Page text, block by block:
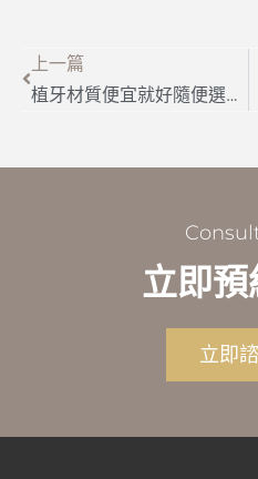
上一篇
植牙材質便宜就好隨便選嗎？植牙材質選擇的小撇步
立即
立即